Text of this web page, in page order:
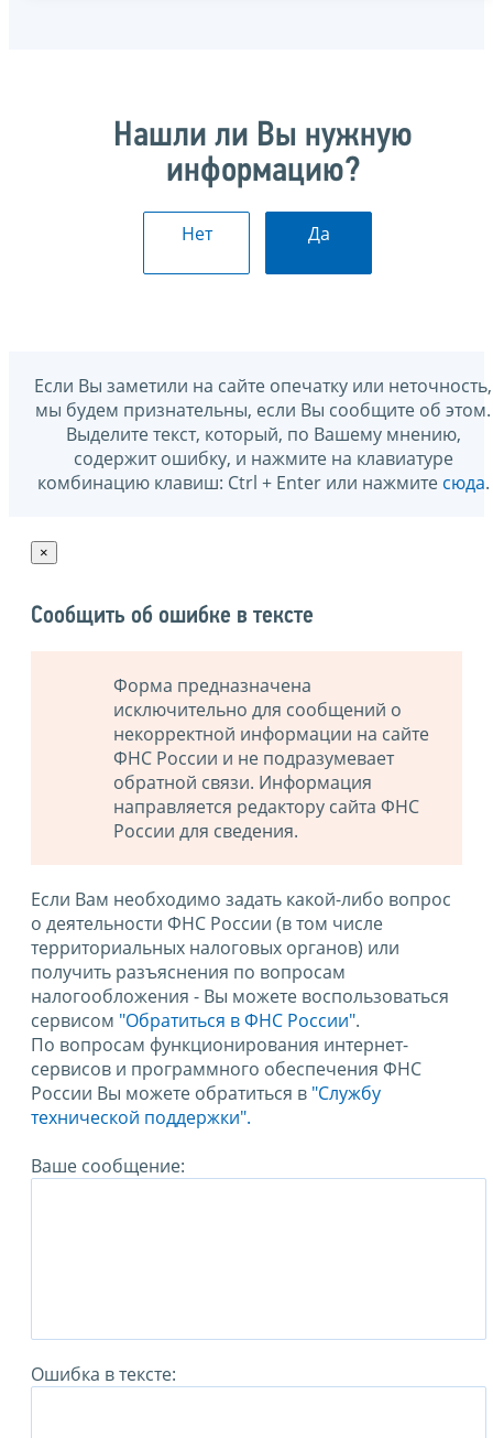
Нашли ли Вы нужную
информацию?
Нет Да
Если Вы заметили на сайте опечатку или неточность,
мы будем признательны, если Вы сообщите об этом.
Выделите текст, который, по Вашему мнению,
содержит ошибку, и нажмите на клавиатуре
комбинацию клавиш: Ctrl + Enter или нажмите сюда.
×
Сообщить об ошибке в тексте
Форма предназначена
исключительно для сообщений о
некорректной информации на сайте
ФНС России и не подразумевает
обратной связи. Информация
направляется редактору сайта ФНС
России для сведения.
Если Вам необходимо задать какой-либо вопрос
о деятельности ФНС России (в том числе
территориальных налоговых органов) или
получить разъяснения по вопросам
налогообложения - Вы можете воспользоваться
сервисом "Обратиться в ФНС России".
По вопросам функционирования интернет-
сервисов и программного обеспечения ФНС
России Вы можете обратиться в "Службу
технической поддержки".
Ваше сообщение:
Ошибка в тексте: